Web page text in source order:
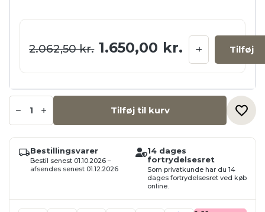
Tilføj
2.062,50kr. Den oprindelige pris
1.650,00 kr.Den
Saml-
selv-
Kunstigt
juletræ
m.
1800
210cm,
og
ude
Tilføj til kurv
Bestillingsvarer
Bestil senest 01.10.2026 –
afsendes senest 01.12.2026
14 dages
fortrydelsesret
Som privatkunde har du 14
dages fortrydelsesret ved køb
online.